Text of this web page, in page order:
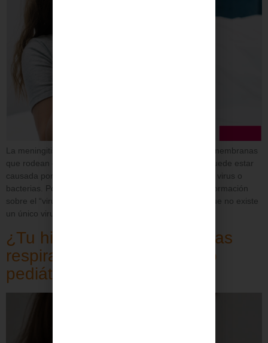
La meningitis es una inflamación de las meninges, las membranas
que rodean el cerebro y la médula espinal. En niños, puede estar
causada por distintos microorganismos, principalmente virus o
bacterias. Por eso, aunque muchas familias buscan información
sobre el “virus de la meningitis”, es importante saber que no existe
un único virus responsable. La diferencia […]
¿Tu hijo tiene asma o alergias
respiratorias? El neumólogo
pediátrico puede ayudarle